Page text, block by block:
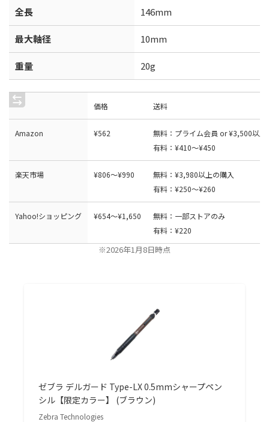
全長 146mm
最大軸径 10mm
重量 20g
価格 送料
Amazon ¥562
無料：プライム会員 or ¥3,500以上
有料：¥410〜¥450
楽天市場 ¥806〜¥990
無料：¥3,980以上の購入
有料：¥250〜¥260
Yahoo!ショッピング ¥654〜¥1 ,650
無料：一部ストアのみ
有料：¥220
※2026年1月8日時点
ゼブラ デルガード Type-LX 0.5mmシャープペン
シル【限定カラー】 (ブラウン)
Zebra Technologies